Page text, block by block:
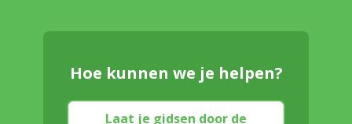
Hoe kunnen we je helpen?
Laat je gidsen door de